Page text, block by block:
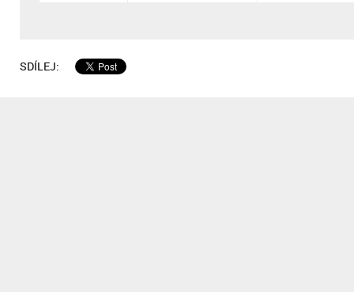
SDÍLEJ: